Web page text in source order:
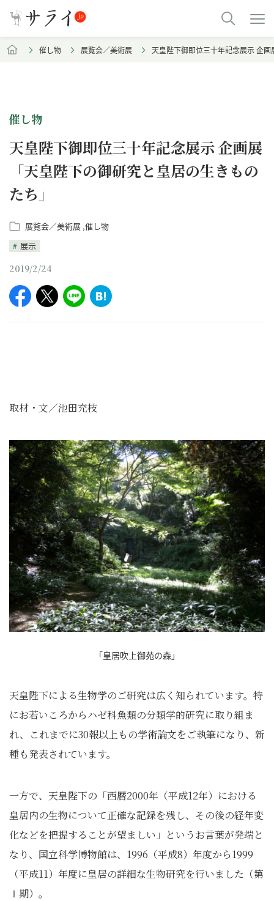
催し物 展覧会／美術展 天皇陛下御即位三十年記念展示 企
催し物
天皇陛下御即位三十年記念展示 企画展
「天皇陛下の御研究と皇居の生きもの
たち」
展覧会／美術展 催し物
展示
2019/2/24
取材・文／池田充枝
「皇居吹上御苑の森」
天皇陛下による生物学のご研究は広く知られています。特
にお若いころからハゼ科魚類の分類学的研究に取り組ま
れ、これまでに30報以上もの学術論文をご執筆になり、新
種も発表されています。
一方で、天皇陛下の「西暦2000年（平成12年）における
皇居内の生物について正確な記録を残し、その後の経年変
化などを把握することが望ましい」というお言葉が発端と
なり、国立科学博物館は、1996（平成8）年度から1999
（平成11）年度に皇居の詳細な生物研究を行いました（第
Ⅰ期）。